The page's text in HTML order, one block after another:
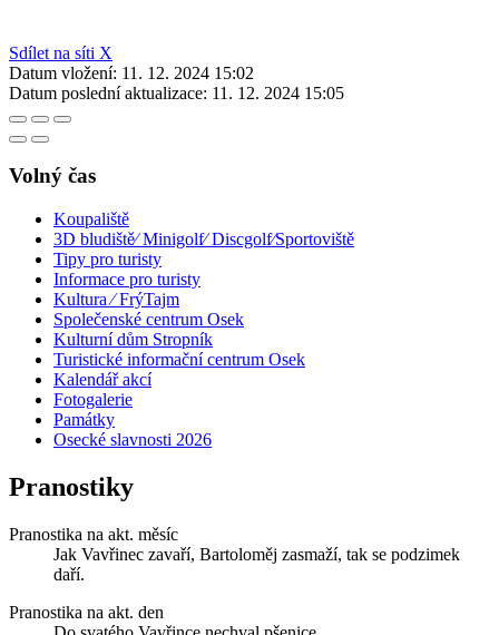
Sdílet na síti X
Datum vložení: 11. 12. 2024 15:02
Datum poslední aktualizace: 11. 12. 2024 15:05
Volný čas
Koupaliště
3D bludiště⁄ Minigolf⁄ Discgolf⁄Sportoviště
Tipy pro turisty
Informace pro turisty
Kultura ⁄ FrýTajm
Společenské centrum Osek
Kulturní dům Stropník
Turistické informační centrum Osek
Kalendář akcí
Fotogalerie
Památky
Osecké slavnosti 2026
Pranostiky
Pranostika na akt. měsíc
Jak Vavřinec zavaří, Bartoloměj zasmaží, tak se podzimek
daří.
Pranostika na akt. den